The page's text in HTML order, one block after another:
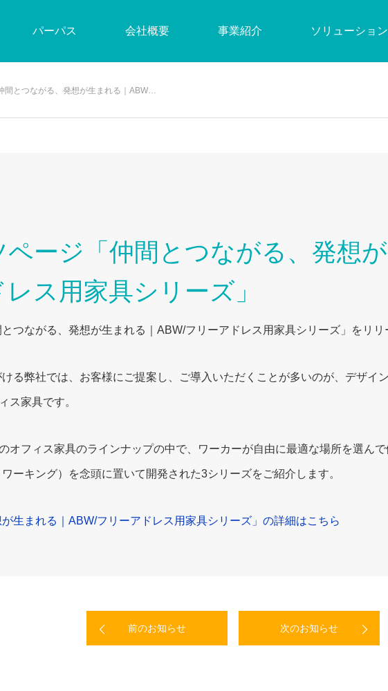
パーパス 会社概要 事業紹介 ソリューション
間とつながる、発想が生まれる｜ABW…
ページ「仲間とつながる、発想
ス用家具シリーズ」
つながる、発想が生まれる｜ABW/フリーアドレス用家具シリーズ」をリ
る弊社では、お客様にご提案し、ご導入いただくことが多いのが、デザイ
ス家具です。
オフィス家具のラインナップの中で、ワーカーが自由に最適な場所を選ん
ーキング）を念頭に置いて開発された3シリーズをご紹介します。
が生まれる｜ABW/フリーアドレス用家具シリーズ」の詳細はこちら
前のお知らせ 次のお知らせ